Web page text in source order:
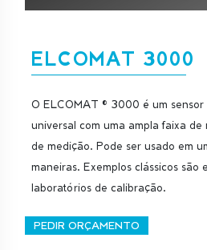
ELCOMAT 3000
O ELCOMAT ® 3000 é um sensor
universal com uma ampla faixa de
de medição. Pode ser usado em
maneiras. Exemplos clássicos são
laboratórios de calibração.
PEDIR ORÇAMENTO